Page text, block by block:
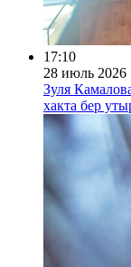
17:10
28 июль 2026
Зуля
хакта бер